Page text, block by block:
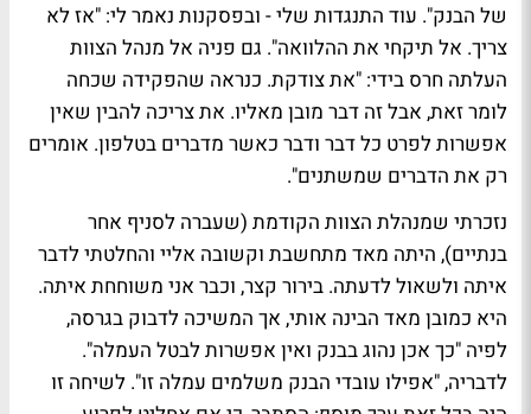
של הבנק". עוד התנגדות שלי - ובפסקנות נאמר לי: "אז לא
צריך. אל תיקחי את ההלוואה". גם פניה אל מנהל הצוות
העלתה חרס בידי: "את צודקת. כנראה שהפקידה שכחה
לומר זאת, אבל זה דבר מובן מאליו. את צריכה להבין שאין
אפשרות לפרט כל דבר ודבר כאשר מדברים בטלפון. אומרים
רק את הדברים שמשתנים".
נזכרתי שמנהלת הצוות הקודמת (שעברה לסניף אחר
בנתיים), היתה מאד מתחשבת וקשובה אליי והחלטתי לדבר
איתה ולשאול לדעתה. בירור קצר, וכבר אני משוחחת איתה.
היא כמובן מאד הבינה אותי, אך המשיכה לדבוק בגרסה,
לפיה "כך אכן נהוג בבנק ואין אפשרות לבטל העמלה".
לדבריה, "אפילו עובדי הבנק משלמים עמלה זו". לשיחה זו